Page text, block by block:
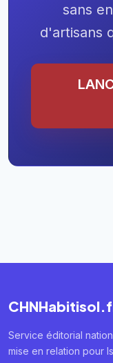
sans
d'artisans
Service éditorial
mise en relation pour